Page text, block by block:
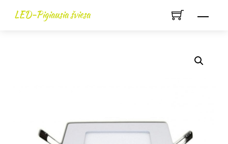
LED-Pigiausia šviesa